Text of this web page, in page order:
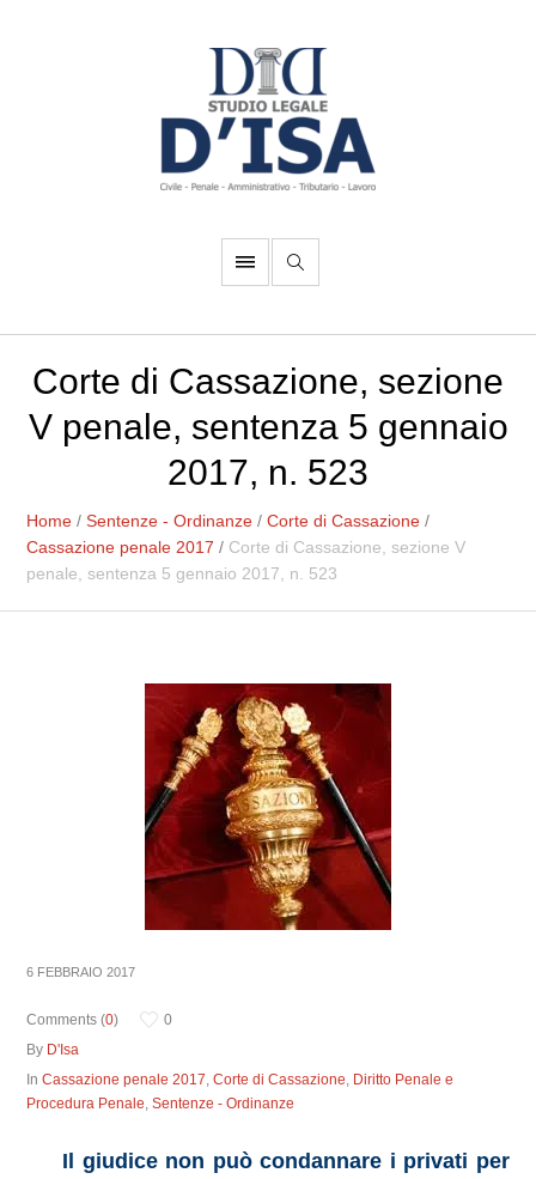
Corte di Cassazione, sezione
V penale, sentenza 5 gennaio
2017, n. 523
Home /Sentenze - Ordinanze /Corte di Cassazione /
Cassazione penale 2017 / Corte di Cassazione, sezione V
penale, sentenza 5 gennaio 2017, n. 523
6 FEBBRAIO 2017
Comments (0)
0
By D'Isa
InCassazione penale 2017,Corte di Cassazione, Diritto Penale e
Procedura Penale,Sentenze - Ordinanze
Il giudice non può condannare i privati per